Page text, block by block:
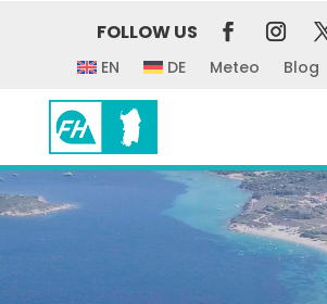
FOLLOW US
EN DE Meteo Blog